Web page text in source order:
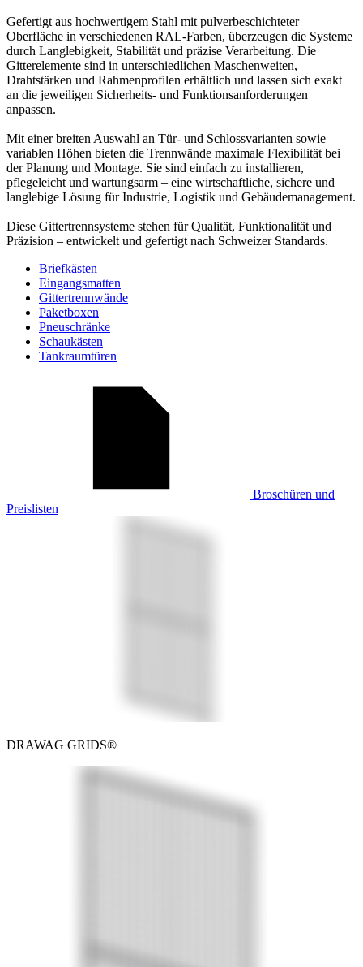
Gefertigt aus hochwertigem Stahl mit pulverbeschichteter
Oberfläche in verschiedenen RAL-Farben, überzeugen die Systeme
durch Langlebigkeit, Stabilität und präzise Verarbeitung. Die
Gitterelemente sind in unterschiedlichen Maschenweiten,
Drahtstärken und Rahmenprofilen erhältlich und lassen sich exakt
an die jeweiligen Sicherheits- und Funktionsanforderungen
anpassen.
Mit einer breiten Auswahl an Tür- und Schlossvarianten sowie
variablen Höhen bieten die Trennwände maximale Flexibilität bei
der Planung und Montage. Sie sind einfach zu installieren,
pflegeleicht und wartungsarm – eine wirtschaftliche, sichere und
langlebige Lösung für Industrie, Logistik und Gebäudemanagement.
Diese Gittertrennsysteme stehen für Qualität, Funktionalität und
Präzision – entwickelt und gefertigt nach Schweizer Standards.
Briefkästen
Eingangsmatten
Gittertrennwände
Paketboxen
Pneuschränke
Schaukästen
Tankraumtüren
Broschüren und
Preislisten
DRAWAG GRIDS®